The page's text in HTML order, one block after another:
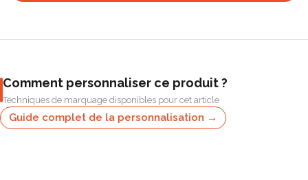
Comment personnaliser ce produit ?
Techniques de marquage disponibles pour cet article
Guide complet de la personnalisation →